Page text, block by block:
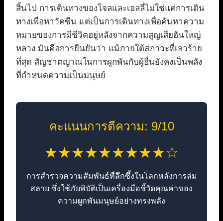
สิ้นไป การเดินทางของโจลและเอลลี่ไม่ใช่แค่การเดิน
ทางเพื่อหาวัคซีน แต่เป็นการเดินทางเพื่อค้นหาความ
หมายของการมีชีวิตอยู่หลังจากความสูญเสียอันใหญ่
หลวง มันคือการยืนยันว่า แม้ภายใต้สภาวะที่เลวร้าย
ที่สุด สัญชาตญาณในการผูกพันกับผู้อื่นยังคงเป็นพลัง
ที่กำหนดความเป็นมนุษย์
คะแนนการตีความ: 9/10
★★★★★★★★★☆
การสำรวจความสัมพันธ์ที่ลึกซึ้งในโลกหลังการล่ม
สลาย ซึ่งใช้ภัยพิบัติเป็นเครื่องมือชี้วัดคุณค่าของ
ความผูกพันมนุษย์อย่างทรงพลัง